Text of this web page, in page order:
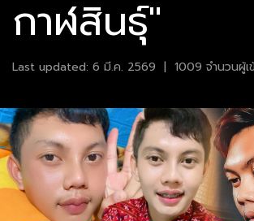
กาฬสินธุ์"
Last updated: 6 มี.ค. 2569 | 1009 จำนวนผู้เ